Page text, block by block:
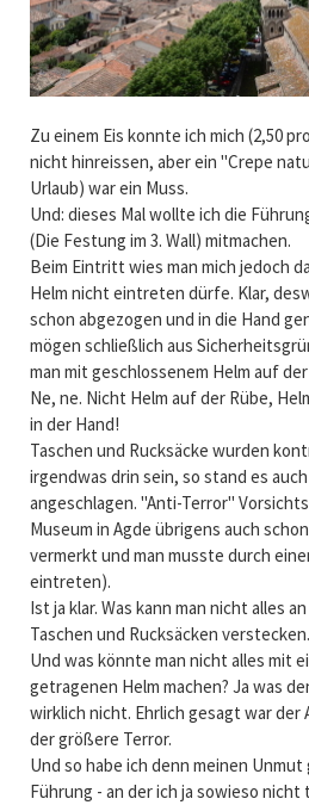
Zu einem Eis konnte ich mich (2,50
nicht hinreissen, aber ein "Crepe
Urlaub) war ein Muss.
Und: dieses Mal wollte ich die
(Die Festung im 3. Wall) mitmachen.
Beim Eintritt wies man mich jedoch
Helm nicht eintreten dürfe. Klar,
schon abgezogen und in die Hand
mögen schließlich aus
man mit geschlossenem Helm auf
Ne, ne. Nicht Helm auf der Rübe,
in der Hand!
Taschen und Rucksäcke wurden
irgendwas drin sein, so stand es auch
angeschlagen. "Anti-Terror"
Museum in Agde übrigens auch
vermerkt und man musste durch
eintreten).
Ist ja klar. Was kann man nicht alles
Taschen und Rucksäcken verstecken.
Und was könnte man nicht alles mit
getragenen Helm machen? Ja was
wirklich nicht. Ehrlich gesagt war der
der größere Terror.
Und so habe ich denn meinen
Führung - an der ich ja sowieso